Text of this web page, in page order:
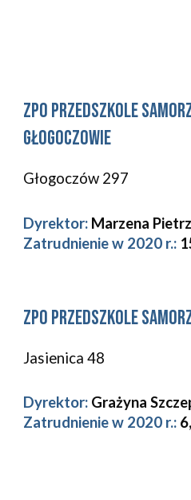
zpo
Głogoczowie
Głogoczów 297
Dyrektor: Marzena
Zatrudnienie w 2020 r.:
zpo Przedszkole
Jasienica 48
Dyrektor: Grażyna
Zatrudnienie w 2020 r.: